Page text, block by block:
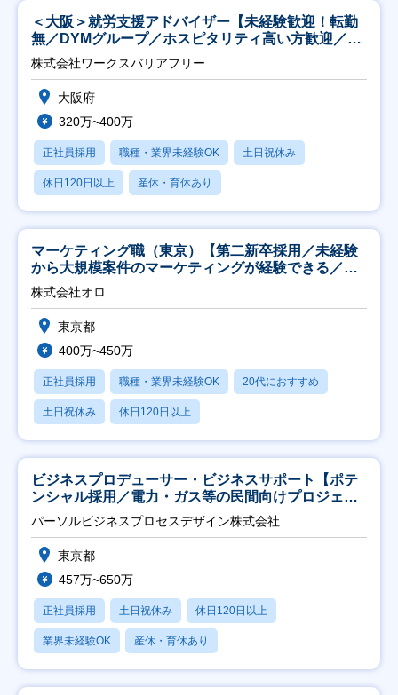
＜大阪＞就労支援アドバイザー【未経験歓迎！転勤
無／DYMグループ／ホスピタリティ高い方歓迎／土
日祝】
株式会社ワークスバリアフリー
大阪府
320万~400万
正社員採用 職種・業界未経験OK 土日祝休み
休日120日以上 産休・育休あり
マーケティング職（東京）【第二新卒採用／未経験
から大規模案件のマーケティングが経験できる／研
修充実】
株式会社オロ
東京都
400万~450万
正社員採用 職種・業界未経験OK 20代におすすめ
土日祝休み 休日120日以上
ビジネスプロデューサー・ビジネスサポート【ポテ
ンシャル採用／電力・ガス等の民間向けプロジェク
ト推進】
パーソルビジネスプロセスデザイン株式会社
東京都
457万~650万
正社員採用 土日祝休み 休日120日以上
業界未経験OK 産休・育休あり